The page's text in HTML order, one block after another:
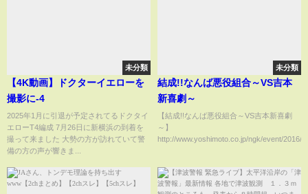
未分類
【4K動画】ドクターイエローを
撮影に-4
2025年1月に引退が予定されてるドクタイ
エローT4編成 7月26日に新横浜の到着を
撮って来ました 大勢の方が訪れていて警
備の方の声が響きま...
未分類
結成!!なんば悪役組合～VS吉本
新喜劇～
【結成!!なんば悪役組合～VS吉本新喜劇
～】
http://www.yoshimoto.co.jp/ngk/event/2016/